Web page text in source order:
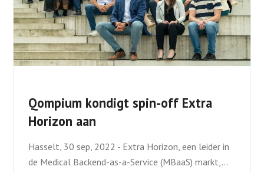
Qompium kondigt spin-off Extra
Horizon aan
Hasselt, 30 sep, 2022 - Extra Horizon, een leider in
de Medical Backend-as-a-Service (MBaaS) markt,…